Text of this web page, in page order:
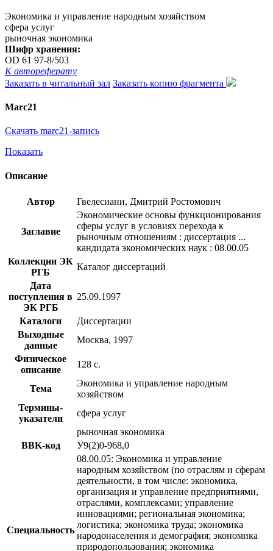
Экономика и управление народным хозяйством
сфера услуг
рыночная экономика
Шифр хранения:
OD 61 97-8/503
К автореферату
Заказать в читальный зал Заказать копию фрагмента
Marc21
Скачать marc21-запись
Показать
Описание
Автор Гвелесиани, Дмитрий Ростомович
Заглавие
Экономические основы функционирования
сферы услуг в условиях перехода к
рыночным отношениям : диссертация ...
кандидата экономических наук : 08.00.05
Коллекции ЭК
РГБ
Каталог диссертаций
Дата
поступления в
ЭК РГБ
25.09.1997
Каталоги
Диссертации
Выходные
данные
Москва, 1997
Физическое
описание
128 с.
Тема
Экономика и управление народным
хозяйством
Термины-
указатели
сфера услуг
рыночная экономика
BBK-код
У9(2)0-968,0
Специальность
08.00.05: Экономика и управление
народным хозяйством (по отраслям и сферам
деятельности, в том числе: экономика,
организация и управление предприятиями,
отраслями, комплексами; управление
инновациями; региональная экономика;
логистика; экономика труда; экономика
народонаселения и демография; экономика
природопользования; экономика